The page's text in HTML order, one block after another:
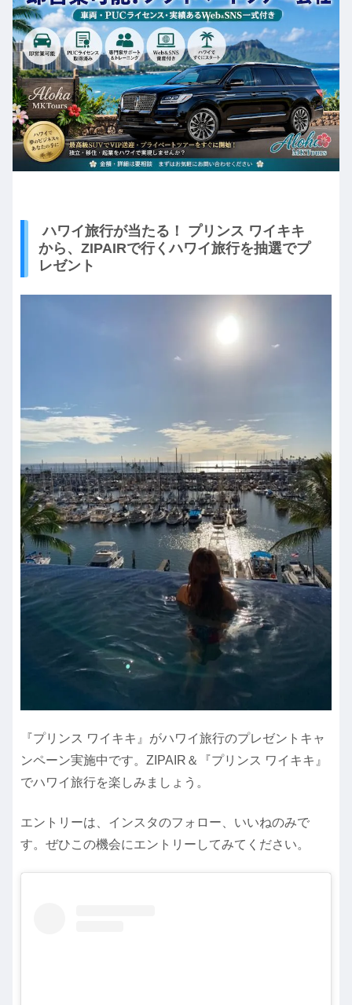
ハワイ旅行が当たる！ プリンス ワイキキ
から、ZIPAIRで行くハワイ旅行を抽選でプ
レゼント
『プリンス ワイキキ』がハワイ旅行のプレゼントキャ
ンペーン実施中です。ZIPAIR＆『プリンス ワイキキ』
でハワイ旅行を楽しみましょう。
エントリーは、インスタのフォロー、いいねのみで
す。ぜひこの機会にエントリーしてみてください。